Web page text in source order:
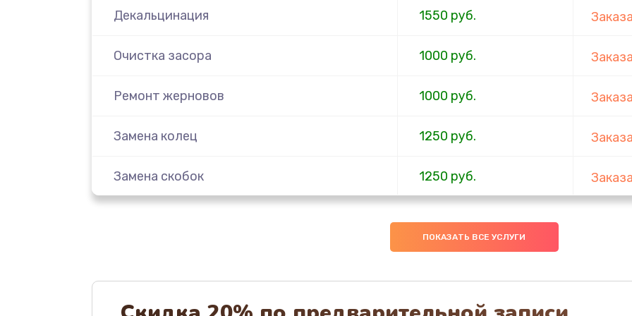
Декальцинация 1550 руб.
Очистка засора 1000 руб.
Ремонт жерновов 1000 руб.
Замена колец 1250 руб.
Замена скобок 1250 руб.
1250 руб.
ПОКАЗАТЬ ВСЕ УСЛУГИ